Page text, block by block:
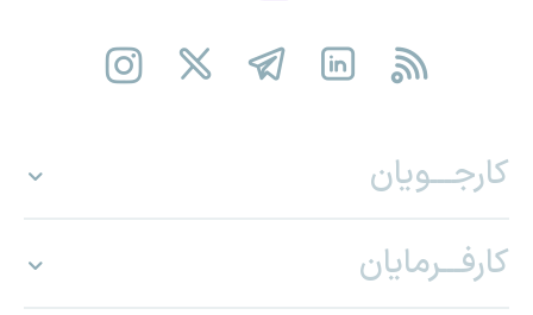
کارجـــویان
کارفـــرمایان